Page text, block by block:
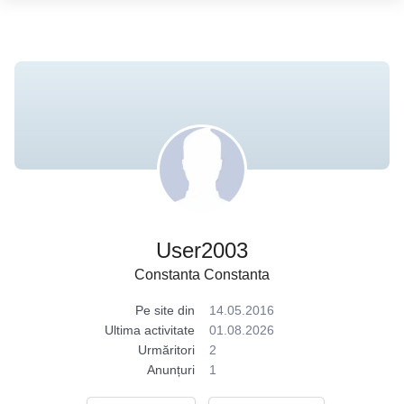
User2003
Constanta Constanta
Pe site din
14.05.2016
Ultima activitate
01.08.2026
Urmăritori
2
Anunțuri
1